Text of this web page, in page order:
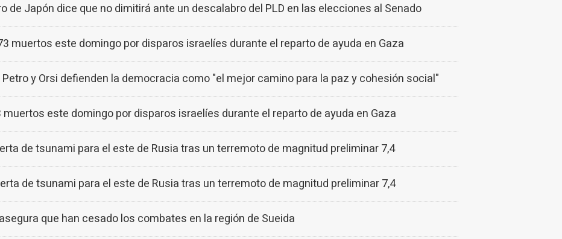
de Japón dice que no dimitirá ante un descalabro del PLD en las elecciones al Senado
muertos este domingo por disparos israelíes durante el reparto de ayuda en Gaza
Petro y Orsi defienden la democracia como "el mejor camino para la paz y cohesión social"
muertos este domingo por disparos israelíes durante el reparto de ayuda en Gaza
de tsunami para el este de Rusia tras un terremoto de magnitud preliminar 7,4
de tsunami para el este de Rusia tras un terremoto de magnitud preliminar 7,4
que han cesado los combates en la región de Sueida